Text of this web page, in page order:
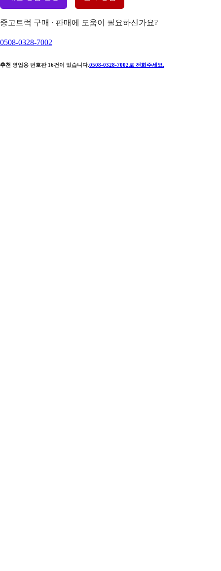
중고트럭 구매 · 판매에 도움이 필요하신가요?
0508-0328-7002
추천 영업용 번호판 16건이 있습니다.0508-0328-7002 로 전화주세요.